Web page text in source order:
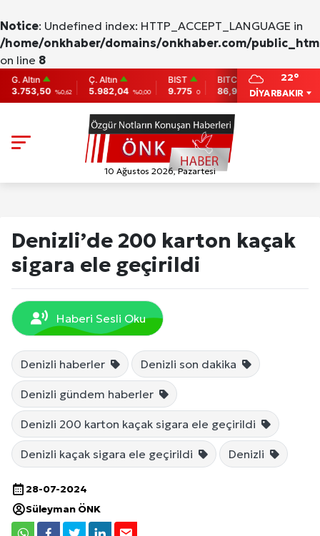
Notice: Undefined index: HTTP_ACCEPT_LANGUAGE in
/home/onkhaber/domains/onkhaber.com/
on line 8
%0,62
Ç. Altın
5.982,04 %0,00
BIST
9.775 0
BITCOIN
86,956.742
-0.31
2,007.26
DİYARBAKIR
22°
10 Ağustos 2026, Pazartesi
Denizli’de 200 karton kaçak
sigara ele geçirildi
Haberi Sesli Oku
Denizli haberler Denizli son dakika
Denizli gündem haberler
Denizli 200 karton kaçak sigara ele geçirildi
Denizli kaçak sigara ele geçirildi Denizli
28-07-2024
Süleyman ÖNK